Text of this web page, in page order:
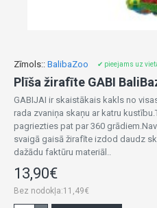
Zīmols:: BalibaZoo ✔ pieejams uz
Plīša žirafīte GABI
GABIJAI ir skaistākais kakls no
rada zvaniņa skaņu ar katru
pagriezties pat par 360
svaigā gaisā žirafīte izdod daudz
dažādu faktūru materiāl..
13,90€
Bez nodokļa:11,49€